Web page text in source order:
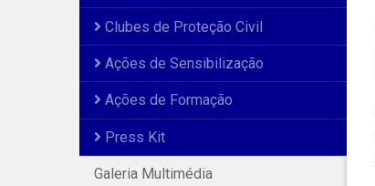
Clubes de Proteção Civil
Ações de Sensibilização
Ações de Formação
Press Kit
Galeria Multimédia